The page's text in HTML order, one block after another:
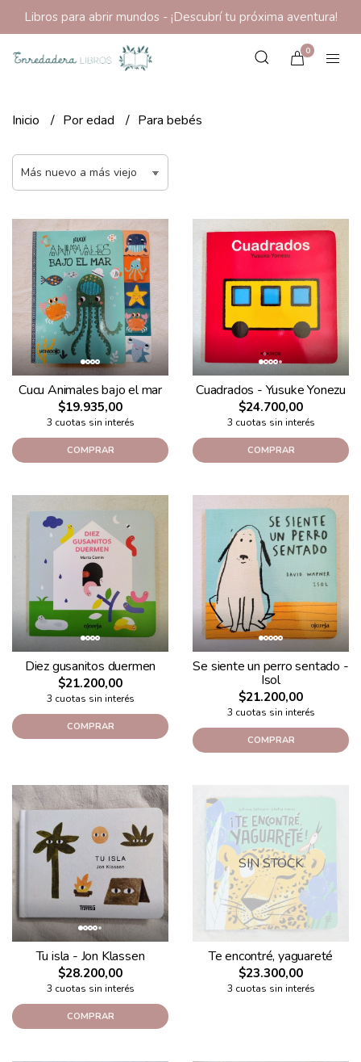
Libros para abrir mundos - ¡Descubrí tu próxima aventura!
0
Inicio Por edad Para bebés
Cucu Animales bajo el mar
$19.935,00
3 cuotas sin interés
COMPRAR
Cuadrados - Yusuke Yonezu
$24.700,00
3 cuotas sin interés
COMPRAR
Diez gusanitos duermen
$21.200,00
3 cuotas sin interés
COMPRAR
Se siente un perro sentado -
Isol
$21.200,00
3 cuotas sin interés
COMPRAR
Tu isla - Jon Klassen
$28.200,00
3 cuotas sin interés
COMPRAR
SIN STOCK
Te encontré, yaguareté
$23.300,00
3 cuotas sin interés